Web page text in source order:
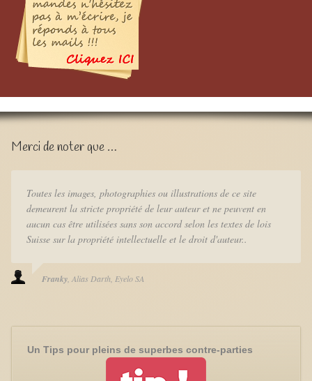
Merci de noter que …
Toutes les images, photographies ou illustrations de ce site
demeurent la stricte propriété de leur auteur et ne peuvent en
aucun cas être utilisées sans son accord selon les textes de lois
Suisse sur la propriété intellectuelle et le droit d'auteur..
Franky Alias Darth Eyelo SA
Un Tips pour pleins de superbes contre-parties